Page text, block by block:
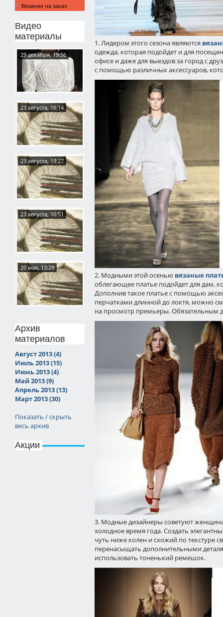
Вязание на заказ
Видео
материалы
29 декабря, 19:56
23 августа, 16:14
23 августа, 13:27
23 августа, 10:51
20 мая, 13:29
Архив
материалов
Август 2013 (4)
Июль 2013 (15)
Июнь 2013 (4)
Май 2013 (9)
Апрель 2013 (13)
Март 2013 (30)
Показать / скрыть
весь архив
Акции
1. Лидером этого сезона являются
одежда, которая подойдет и для
офисе и даже для выездов за город с
с помощью различных аксессуаров,
2. Модными этой осенью вязаные
облегающее платье подойдет для дам,
Дополнив такое платье с помощью
перчатками длинной до локтя, можно
на просмотр премьеры. Обязательным
3. Модные дизайнеры советуют
холодное время года. Создать
чуть ниже колен и схожий по текстуре
перенасыщать дополнительными
использовать тоненький ремешок.